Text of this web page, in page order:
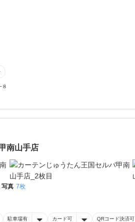
８
南山手店
写真 7枚
駐車場有 カード可 QRコード決済可